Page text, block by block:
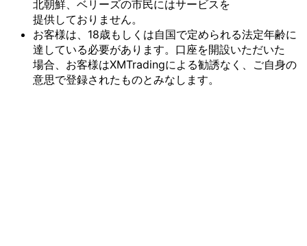
北朝鮮、 ベリーズの市民にはサービスを
提供しておりません。
お客様は、 18歳も しくは自国で定められる法定年齢に
達している必要があります。 口座を開設いただいた
場合、 お客様はXMTradingによる勧誘なく、 ご自身の
意思で登録された ものとみなします。